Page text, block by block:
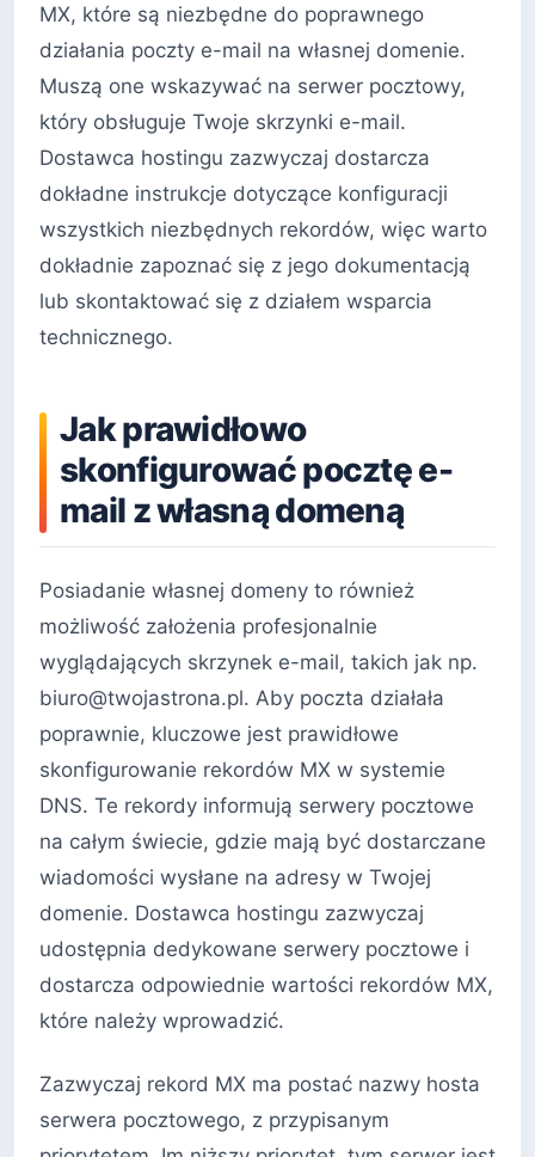
MX, które są niezbędne do poprawnego
działania poczty e-mail na własnej domenie.
Muszą one wskazywać na serwer pocztowy,
który obsługuje Twoje skrzynki e-mail.
Dostawca hostingu zazwyczaj dostarcza
dokładne instrukcje dotyczące konfiguracji
wszystkich niezbędnych rekordów, więc warto
dokładnie zapoznać się z jego dokumentacją
lub skontaktować się z działem wsparcia
technicznego.
Jak prawidłowo
skonfigurować pocztę e-
mail z własną domeną
Posiadanie własnej domeny to również
możliwość założenia profesjonalnie
wyglądających skrzynek e-mail, takich jak np.
biuro@twojastrona.pl. Aby poczta działała
poprawnie, kluczowe jest prawidłowe
skonfigurowanie rekordów MX w systemie
DNS. Te rekordy informują serwery pocztowe
na całym świecie, gdzie mają być dostarczane
wiadomości wysłane na adresy w Twojej
domenie. Dostawca hostingu zazwyczaj
udostępnia dedykowane serwery pocztowe i
dostarcza odpowiednie wartości rekordów MX,
które należy wprowadzić.
Zazwyczaj rekord MX ma postać nazwy hosta
serwera pocztowego, z przypisanym